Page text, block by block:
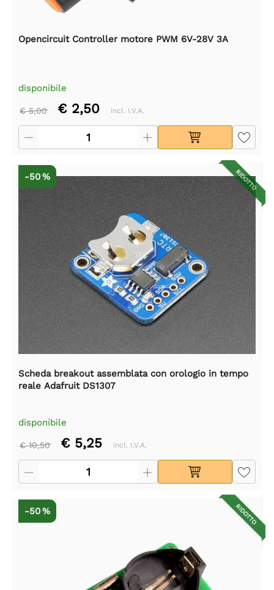
Opencircuit Controller motore PWM 6V-28V 3A
disponibile
€ 5,00 € 2,50 incl. I.V.A.
RIDOTTO
-50 %
Scheda breakout assemblata con orologio in tempo
reale Adafruit DS1307
disponibile
€ 10,50 € 5,25 incl. I.V.A.
RIDOTTO
-50 %